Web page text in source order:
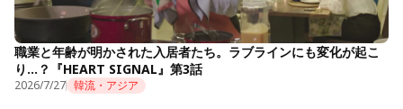
職業と年齢が明かされた入居者たち。ラブラインにも変化が起こ
り…？『HEART SIGNAL』第3話
2026/7/27 韓流・アジア